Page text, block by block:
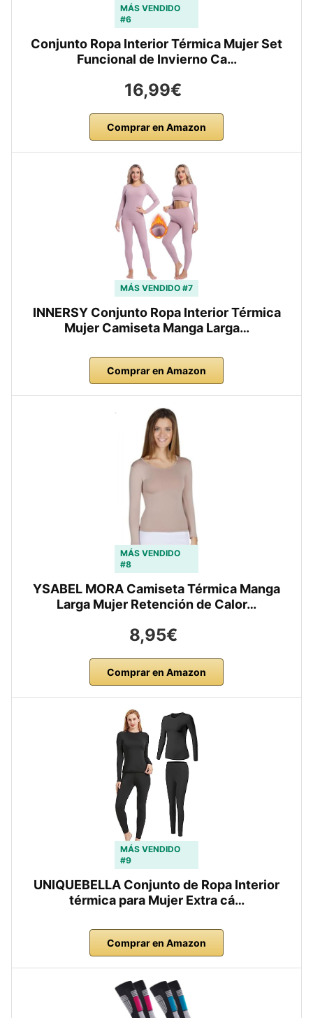
MÁS VENDIDO
#6
Conjunto Ropa Interior Térmica Mujer Set
Funcional de Invierno Ca…
16,99€
Comprar en Amazon
MÁS VENDIDO #7
INNERSY Conjunto Ropa Interior Térmica
Mujer Camiseta Manga Larga…
Comprar en Amazon
MÁS VENDIDO
#8
YSABEL MORA Camiseta Térmica Manga
Larga Mujer Retención de Calor…
8,95€
Comprar en Amazon
MÁS VENDIDO
#9
UNIQUEBELLA Conjunto de Ropa Interior
térmica para Mujer Extra cá…
Comprar en Amazon